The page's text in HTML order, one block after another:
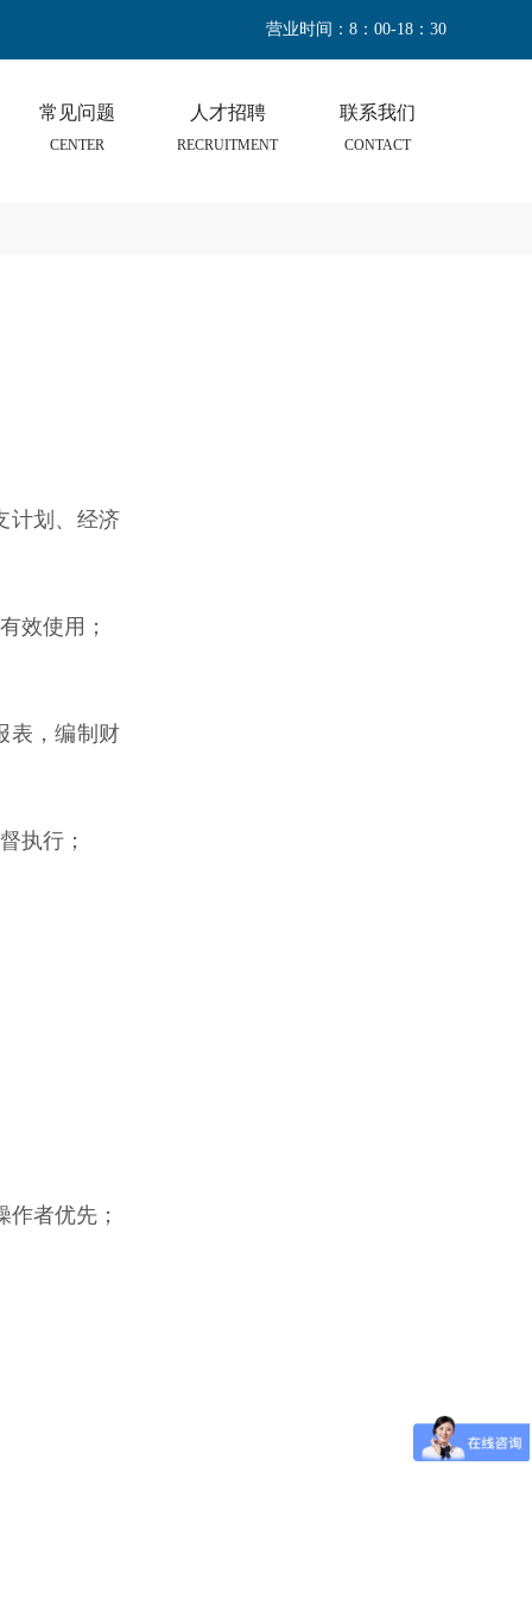
营业时间：8：00-18：30
常见问题
CENTER
人才招聘
RECRUITMENT
联系我们
CONTACT
计划、经济
效使用；
表，编制财
执行；
者优先；